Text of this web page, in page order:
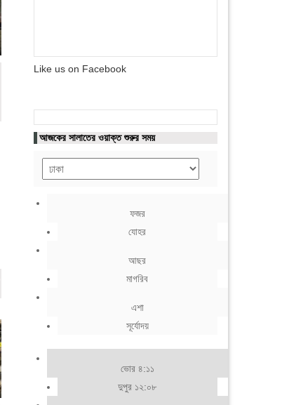
Like us on Facebook
আজকের সালাতের ওয়াক্ত শুরুর সময়
ফজর
যোহর
আছর
মাগরিব
এশা
সূর্যোদয়
ভোর ৪:১১
দুপুর ১২:০৮